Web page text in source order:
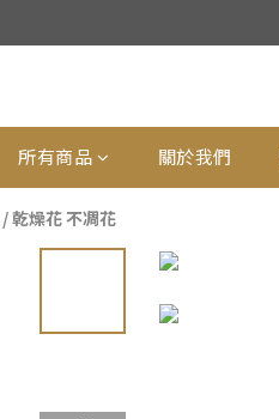
所有商品 關於我們
/乾燥花 不凋花